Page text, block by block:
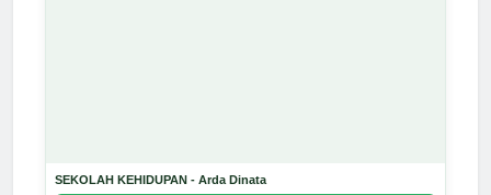
SEKOLAH KEHIDUPAN - Arda Dinata